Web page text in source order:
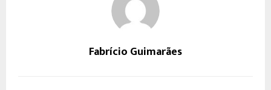
Fabrício Guimarães